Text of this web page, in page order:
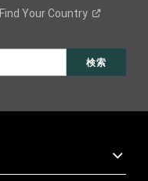
Find YourCountry
検索